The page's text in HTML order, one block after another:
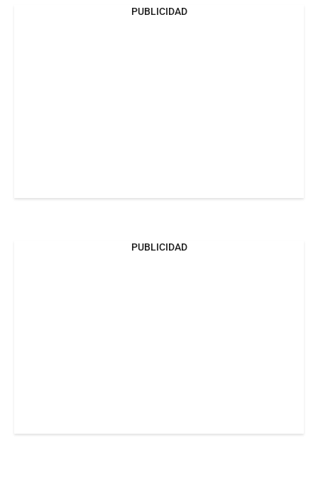
PUBLICIDAD
PUBLICIDAD